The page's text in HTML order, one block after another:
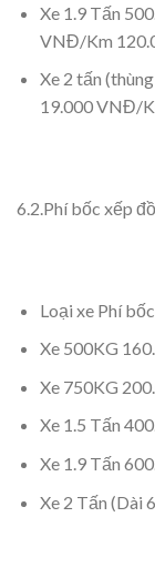
Xe 1.9 Tấn
VNĐ/Km
Xe 2 tấn
19.000 VNĐ/
6.2.Phí bốc xếp
Loại xe Phí
Xe 500KG
Xe 750KG
Xe 1.5 Tấn
Xe 1.9 Tấn
Xe 2 Tấn (Dài